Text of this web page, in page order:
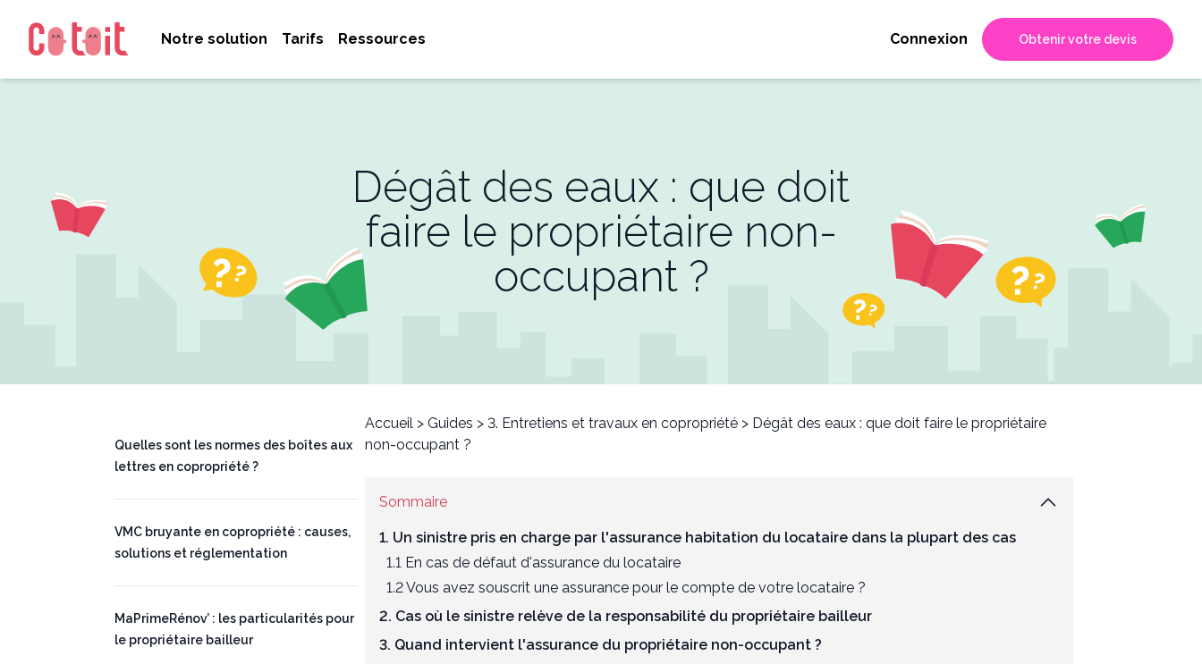
Notre solution Tarifs Ressources Connexion Obtenir votre devis
Dégât des eaux : que doit
faire le propriétaire non-
occupant ?
Quelles sont les normes des boîtes aux
lettres en copropriété ?
VMC bruyante en copropriété : causes,
solutions et réglementation
MaPrimeRénov’ : les particularités pour
le propriétaire bailleur
Accueil > Guides > 3. Entretiens et travaux en copropriété > Dégât des eaux : que doit faire le propriétaire
non-occupant ?
Sommaire
1. Un sinistre pris en charge par l'assurance habitation du locataire dans la plupart des cas
1.1 En cas de défaut d'assurance du locataire
1.2 Vous avez souscrit une assurance pour le compte de votre locataire ?
2. Cas où le sinistre relève de la responsabilité du propriétaire bailleur
3. Quand intervient l'assurance du propriétaire non-occupant ?